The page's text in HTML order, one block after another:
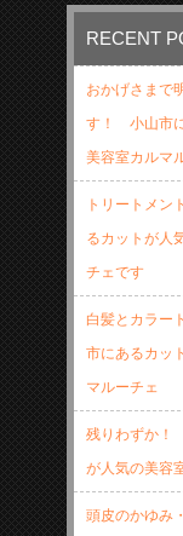
RECENT
おかげさまで
す！ 小山市
美容室カルマ
トリートメ
るカットが人
チェです
白髪とカラー
市にあるカッ
マルーチェ
残りわずか！
が人気の美容
頭皮のかゆみ